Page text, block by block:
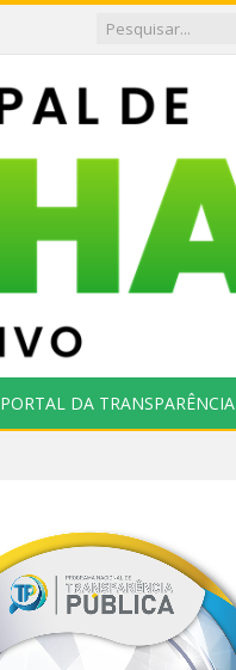
PORTAL DA TRANSPARÊNCIA